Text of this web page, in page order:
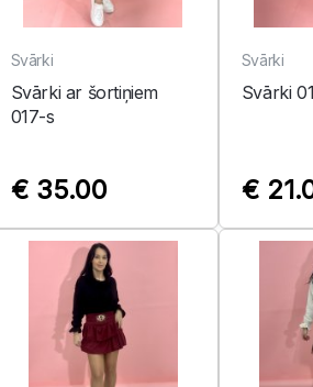
Svārki
Svārki ar šortiņiem
017-s
€ 35.00
Svārki
Svārki
€